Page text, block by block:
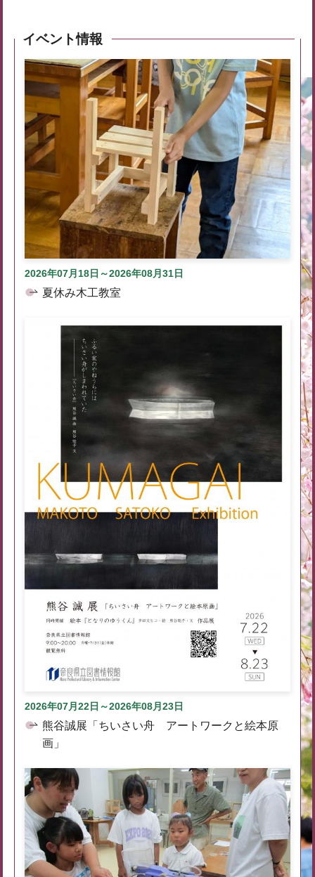
イベント情報
2026年07月18日～2026年08月31日
夏休み木工教室
2026年07月22日～2026年08月23日
熊谷誠展「ちいさい舟 アートワークと絵本原
画」